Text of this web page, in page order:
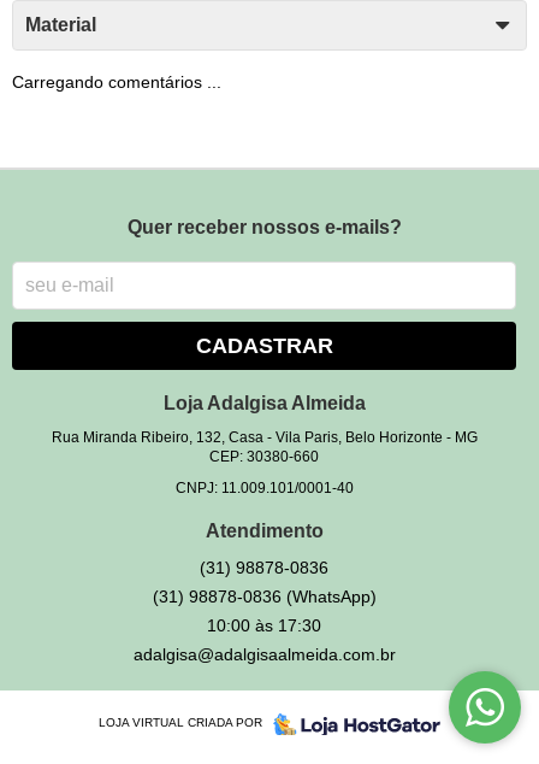
Material
Carregando comentários ...
Quer receber nossos e-mails?
CADASTRAR
Loja Adalgisa Almeida
Rua Miranda Ribeiro, 132, Casa- Vila Paris, Belo Horizonte - MG
CEP: 30380-660
CNPJ: 11.009.101/0001-40
Atendimento
(31) 98878-0836
(31) 98878-0836 (WhatsApp)
10:00 às 17:30
adalgisa@adalgisaalmeida.com.br
LOJA VIRTUAL CRIADA POR